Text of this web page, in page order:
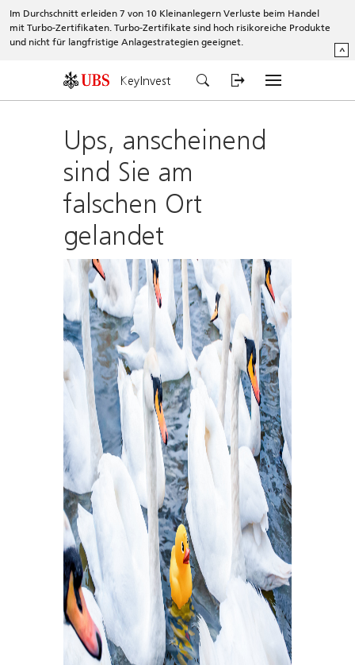
Im Durchschnitt erleiden 7 von 10 Kleinanlegern Verluste beim Handel
mit Turbo-Zertifikaten. Turbo-Zertifikate sind hoch risikoreiche Produkte
und nicht für langfristige Anlagestrategien geeignet.
^
KeyInvest
Ups, anscheinend
sind Sie am
falschen Ort
gelandet